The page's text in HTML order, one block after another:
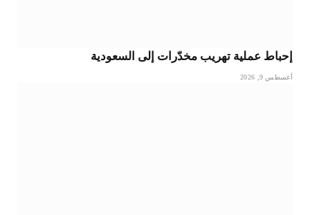
إحباط عملية تهريب مخدّرات إلى السعودية
أغسطس 9, 2026